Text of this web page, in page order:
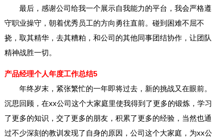
最后，感谢公司给我一个展示自我能力的平台，我会严格遵
守职业操守，朝着优秀员工的方向勇往直前。碰到困难不屈不
挠，取其精华，去其糟粕，和公司的其他同事团结协作，让团队
精神战胜一切。
产品经理个人年度工作总结5
年终岁末，紧张繁忙的一年即将过去，新的挑战又在眼前。
沉思回顾，在xx公司这个大家庭里使我得到了更多的锻炼，学习
了更多的知识，交了更多的朋友，积累了更多的经验，当然也通
过不少深刻的教训发现了自身的原因，公司这个大家庭，为xx公